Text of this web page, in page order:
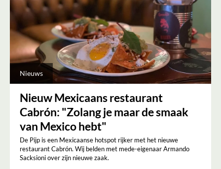
Nieuws
Nieuw Mexicaans restaurant
Cabrón: "Zolang je maar de smaak
van Mexico hebt"
De Pijp is een Mexicaanse hotspot rijker met het nieuwe
restaurant Cabrón. Wij belden met mede-eigenaar Armando
Sacksioni over zijn nieuwe zaak.